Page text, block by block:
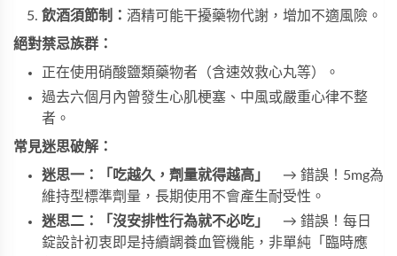
飲酒須節制： 酒精可能干擾藥物代謝，增加不適風險。
絕對禁忌族群：
正在使用硝酸鹽類藥物者（含速效救心丸等）。
過去六個月內曾發生心肌梗塞、中風或嚴重心律不整
者。
常見迷思破解：
迷思一：「吃越久，劑量就得越高」
→ 錯誤！5mg為
維持型標準劑量，長期使用不會產生耐受性。
迷思二：「沒安排性行為就不必吃」
→ 錯誤！每日
錠設計初衷即是持續調養血管機能，非單純「臨時應